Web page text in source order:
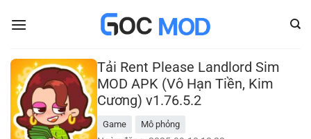
qua
dung
Tải Rent Please Landlord Sim
MOD APK (Vô Hạn Tiền, Kim
Cương) v1.76.5.2
Game Mô phỏng